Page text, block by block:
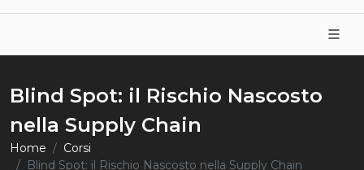
Blind Spot: il Rischio Nascosto
nella Supply Chain
Home
Corsi
Blind Spot: il Rischio Nascosto nella Supply Chain